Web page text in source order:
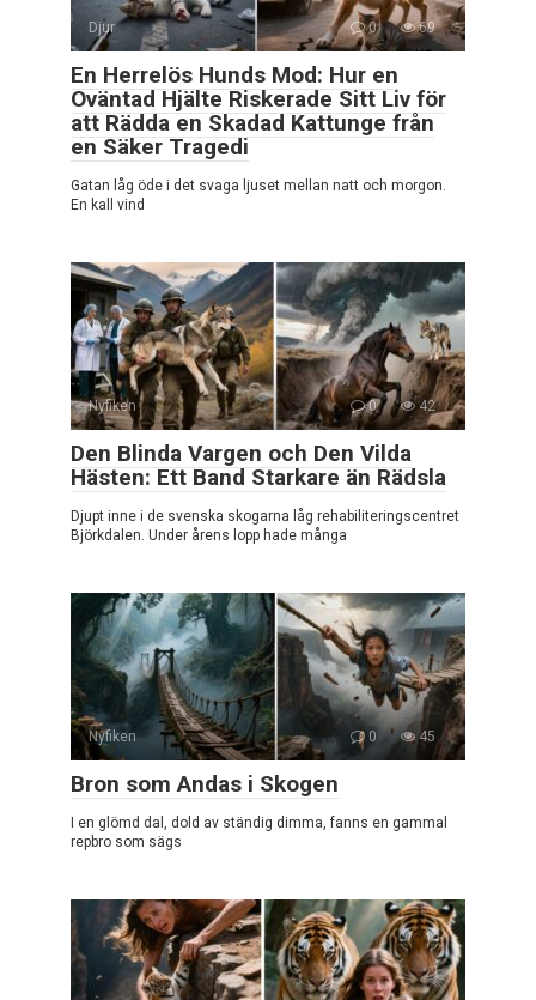
Djur 0 69
En Herrelös Hunds Mod: Hur en
Oväntad Hjälte Riskerade Sitt Liv för
att Rädda en Skadad Kattunge från
en Säker Tragedi
Gatan låg öde i det svaga ljuset mellan natt och morgon.
En kall vind
Nyfiken 0 42
Den Blinda Vargen och Den Vilda
Hästen: Ett Band Starkare än Rädsla
Djupt inne i de svenska skogarna låg rehabiliteringscentret
Björkdalen. Under årens lopp hade många
Nyfiken 0 45
Bron som Andas i Skogen
I en glömd dal, dold av ständig dimma, fanns en gammal
repbro som sägs